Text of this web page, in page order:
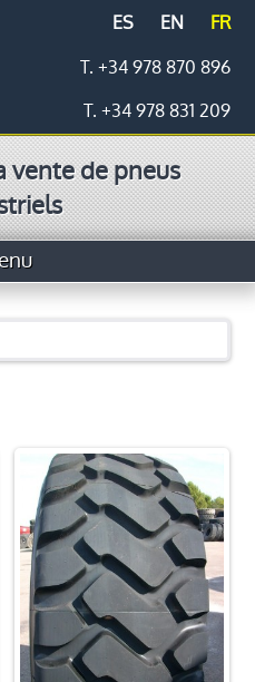
ES EN
FR
T. +34 978 870 896
T. +34 978 831 209
vente de pneus
rechapage